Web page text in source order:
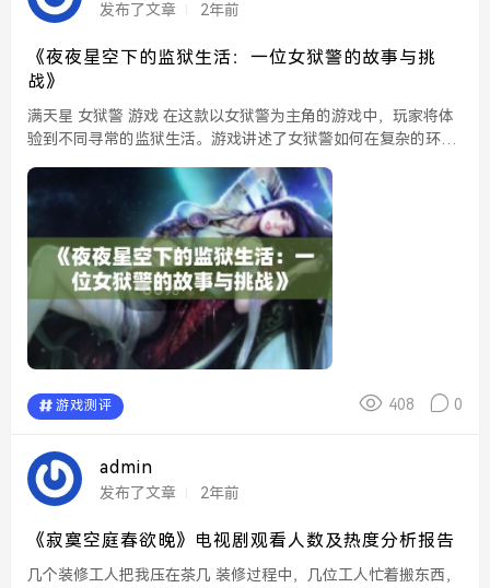
发布了文章 2年前
《夜夜星空下的监狱生活：一位女狱警的故事与挑
战》
满天星 女狱警 游戏 在这款以女狱警为主角的游戏中，玩家将体
验到不同寻常的监狱生活。游戏讲述了女狱警如何在复杂的环境
策略，不仅要处理监狱内的各种突发事件，还要...
游戏测评 408 0
admin
发布了文章 2年前
《寂寞空庭春欲晚》电视剧观看人数及热度分析报告
几个装修工人把我压在茶几 装修过程中，几位工人忙着搬东西，